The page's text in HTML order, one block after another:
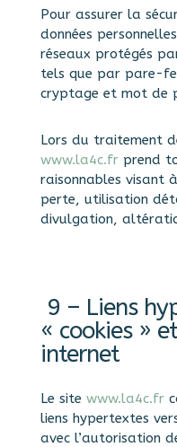
Pour assurer la
données
réseaux protégés
tels que par pare-
cryptage et mot de
Lors du traitement
www.la4c.frprend
raisonnables visant
perte, utilisation
divulgation,
9 – Liens
« cookies »
internet
Le site www.la4c.fr
liens hypertextes
avec l’autorisation